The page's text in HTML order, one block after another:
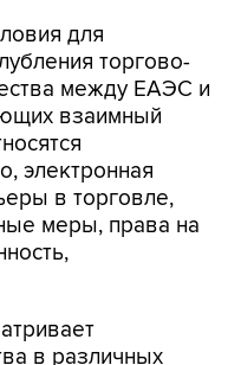
для
торгово-
между ЕАЭС и
взаимный
электронная
в торговле,
меры, права на
в различных